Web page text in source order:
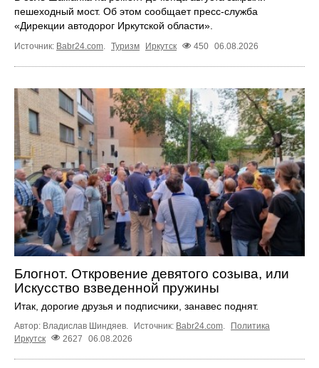
пешеходный мост. Об этом сообщает пресс‑служба
«Дирекции автодорог Иркутской области».
Источник: Babr24.com Туризм Иркутск 450 06.08.2026
Блогнот. Откровение девятого созыва, или
Искусство взведенной пружины
Итак, дорогие друзья и подписчики, занавес поднят.
Автор: Владислав Шиндяев. Источник: Babr24.com.
Политика
Иркутск
2627 06.08.2026